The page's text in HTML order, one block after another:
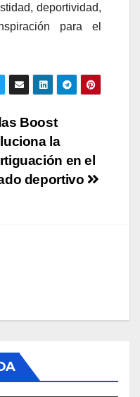
deportividad,
para el
Boost
la
en el
deportivo